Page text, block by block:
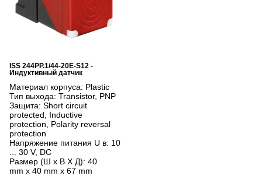
ISS 244PP.1/44-20E-S12 -
Индуктивный датчик
Материал корпуса: Plastic
Тип выхода: Transistor, PNP
Защита: Short circuit
protected, Inductive
protection, Polarity reversal
protection
Напряжение питания U в: 10
... 30 V, DC
Размер (Ш x В X Д): 40
mm x 40 mm x 67 mm